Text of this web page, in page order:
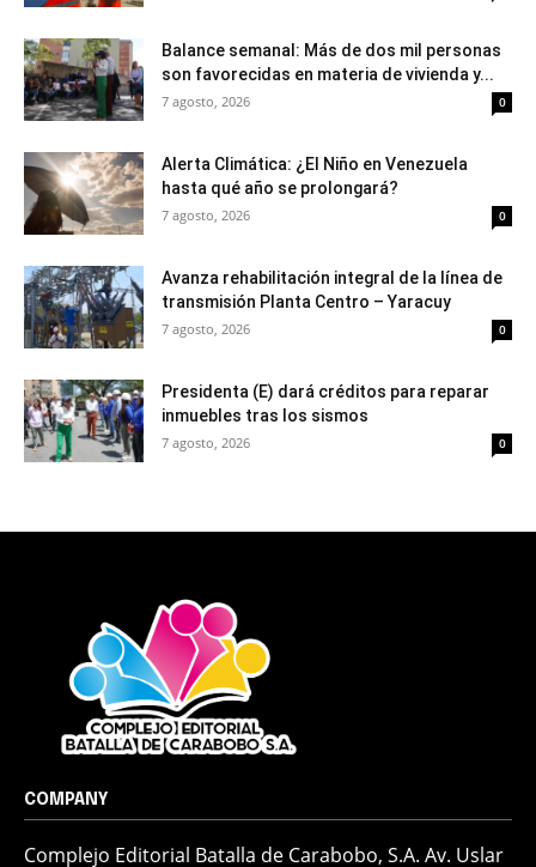
Balance semanal: Más de dos mil personas
son favorecidas en materia de vivienda y...
7 agosto, 2026 0
Alerta Climática: ¿El Niño en Venezuela
hasta qué año se prolongará?
7 agosto, 2026 0
Avanza rehabilitación integral de la línea de
transmisión Planta Centro – Yaracuy
7 agosto, 2026 0
Presidenta (E) dará créditos para reparar
inmuebles tras los sismos
7 agosto, 2026 0
COMPANY
Complejo Editorial Batalla de Carabobo, S.A. Av. Uslar